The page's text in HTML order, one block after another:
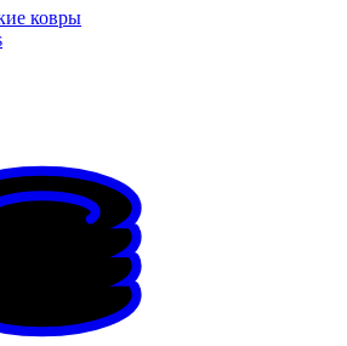
ковры